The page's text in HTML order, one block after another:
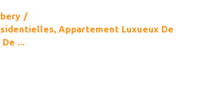
Appartement Luxueux De
...